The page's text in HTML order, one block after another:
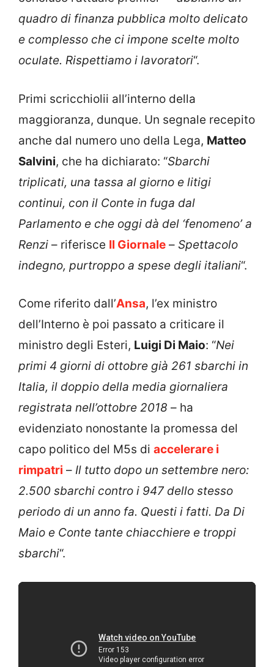
quadro di finanza pubblica molto delicato
e complesso che ci impone scelte molto
oculate. Rispettiamo i lavoratori“.
Primi scricchiolii all’interno della
maggioranza, dunque. Un segnale recepito
anche dal numero uno della Lega, Matteo
Salvini, che ha dichiarato: “Sbarchi
triplicati, una tassa al giorno e litigi
continui, con il Conte in fuga dal
Parlamento e che oggi dà del ‘fenomeno’ a
Renzi – riferisce Il Giornale – Spettacolo
indegno, purtroppo a spese degli italiani“.
Come riferito dall’Ansa, l’ex ministro
dell’Interno è poi passato a criticare il
ministro degli Esteri, Luigi Di Maio: “Nei
primi 4 giorni di ottobre già 261 sbarchi in
Italia, il doppio della media giornaliera
registrata nell’ottobre 2018 – ha
evidenziato nonostante la promessa del
capo politico del M5s di accelerare i
rimpatri – Il tutto dopo un settembre nero:
2.500 sbarchi contro i 947 dello stesso
periodo di un anno fa. Questi i fatti. Da Di
Maio e Conte tante chiacchiere e troppi
sbarchi“.